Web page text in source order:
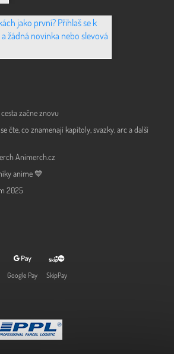
jako první? Přihlaš se k
žádná novinka nebo slevová
začne znovu
čte, co znamenají kapitoly, svazky, arc a další
Animerch.cz
anime 💙
2025
Google Pay SkipPay